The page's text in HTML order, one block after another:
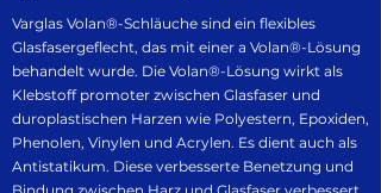
Varglas Volan®-Schläuche sind ein flexibles
Glasfasergeflecht, das mit einer a Volan®-Lösung
behandelt wurde. Die Volan®-Lösung wirkt als
Klebstoff promoter zwischen Glasfaser und
duroplastischen Harzen wie Polyestern, Epoxiden,
Phenolen, Vinylen und Acrylen. Es dient auch als
Antistatikum. Diese verbesserte Benetzung und